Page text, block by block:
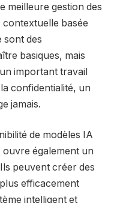
meilleure gestion des
contextuelle basée
sont des
basiques, mais
important travail
confidentialité, un
jamais.
de modèles IA
ouvre également un
peuvent créer des
efficacement
intelligent et